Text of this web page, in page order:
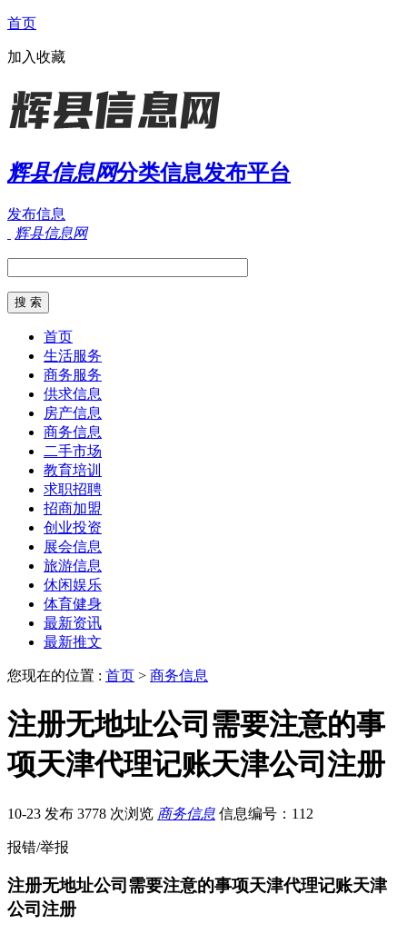
首页
加入收藏
辉县信息网分类信息发布平台
发布信息
辉县信息网
首页
生活服务
商务服务
供求信息
房产信息
商务信息
二手市场
教育培训
求职招聘
招商加盟
创业投资
展会信息
旅游信息
休闲娱乐
体育健身
最新资讯
最新推文
您现在的位置 : 首页 > 商务信息
注册无地址公司需要注意的事
项天津代理记账天津公司注册
10-23 发布 3778 次浏览 商务信息 信息编号：112
报错/举报
注册无地址公司需要注意的事项天津代理记账天津
公司注册